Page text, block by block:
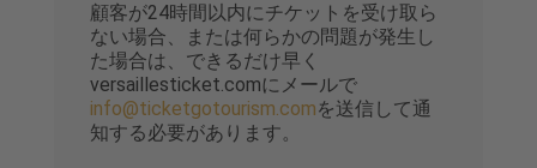
顧客が24時間以内にチケットを受け取ら
ない場合、または何らかの問題が発生し
た場合は、できるだけ早く
versaillesticket.comにメールで
info@ticketgotourism.comを送信して通
知する必要があります。